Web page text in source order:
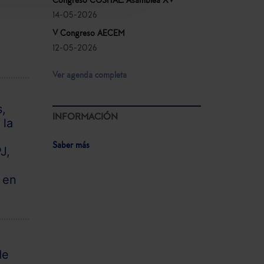
la
14-05-2026
V Congreso AECEM
12-05-2026
Ver agenda completa
INFORMACIÓN
Saber más